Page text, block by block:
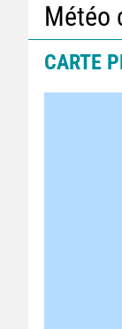
Météo
CARTE